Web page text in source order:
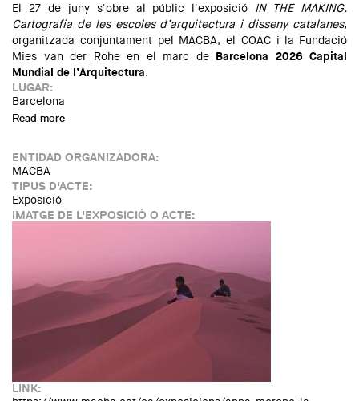
El 27 de juny s'obre al públic l'exposició IN THE MAKING.
Cartografia de les escoles d’arquitectura i disseny catalanes,
organitzada conjuntament pel MACBA, el COAC i la Fundació
Mies van der Rohe en el marc de Barcelona 2026 Capital
Mundial de l’Arquitectura.
LUGAR:
Barcelona
Read more
ENTIDAD ORGANIZADORA:
MACBA
TIPUS D'ACTE:
Exposició
IMATGE DE L'EXPOSICIÓ O ACTE:
LINK: